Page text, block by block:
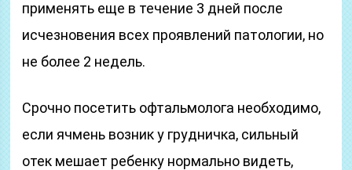
применять еще в течение 3 дней после
исчезновения всех проявлений патологии, но
не более 2 недель.
Срочно посетить офтальмолога необходимо,
если ячмень возник у грудничка, сильный
отек мешает ребенку нормально видеть,